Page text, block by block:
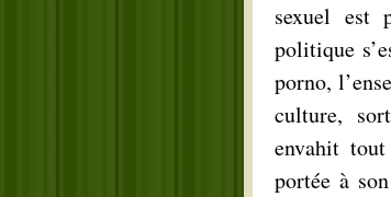
sexuel est
politique
porno,
culture,
envahit
portée à